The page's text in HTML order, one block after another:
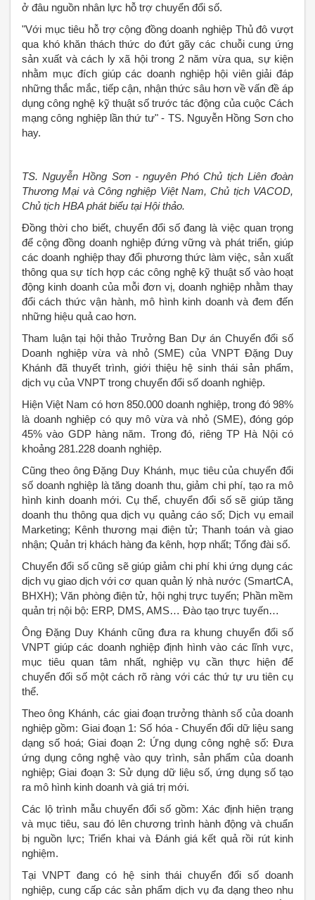
ở đâu nguồn nhân lực hỗ trợ chuyển đổi số.
"Với mục tiêu hỗ trợ cộng đồng doanh nghiệp Thủ đô vượt
qua khó khăn thách thức do đứt gãy các chuỗi cung ứng
sản xuất và cách ly xã hội trong 2 năm vừa qua, sự kiện
nhằm mục đích giúp các doanh nghiệp hội viên giải đáp
những thắc mắc, tiếp cận, nhận thức sâu hơn về vấn đề áp
dụng công nghệ kỹ thuật số trước tác động của cuộc Cách
mạng công nghiệp lần thứ tư" - TS. Nguyễn Hồng Sơn cho
hay.
TS. Nguyễn Hồng Sơn - nguyên Phó Chủ tịch Liên đoàn
Thương Mại và Công nghiệp Việt Nam, Chủ tịch VACOD,
Chủ tịch HBA phát biểu tại Hội thảo.
Đồng thời cho biết, chuyển đổi số đang là việc quan trọng
để cộng đồng doanh nghiệp đứng vững và phát triển, giúp
các doanh nghiệp thay đổi phương thức làm việc, sản xuất
thông qua sự tích hợp các công nghệ kỹ thuật số vào hoạt
động kinh doanh của mỗi đơn vị, doanh nghiệp nhằm thay
đổi cách thức vận hành, mô hình kinh doanh và đem đến
những hiệu quả cao hơn.
Tham luận tại hội thảo Trưởng Ban Dự án Chuyển đổi số
Doanh nghiệp vừa và nhỏ (SME) của VNPT Đặng Duy
Khánh đã thuyết trình, giới thiệu hệ sinh thái sản phẩm,
dịch vụ của VNPT trong chuyển đổi số doanh nghiệp.
Hiện Việt Nam có hơn 850.000 doanh nghiệp, trong đó 98%
là doanh nghiệp có quy mô vừa và nhỏ (SME), đóng góp
45% vào GDP hàng năm. Trong đó, riêng TP Hà Nội có
khoảng 281.228 doanh nghiệp.
Cũng theo ông Đặng Duy Khánh, mục tiêu của chuyển đổi
số doanh nghiệp là tăng doanh thu, giảm chi phí, tạo ra mô
hình kinh doanh mới. Cụ thể, chuyển đổi số sẽ giúp tăng
doanh thu thông qua dịch vụ quảng cáo số; Dịch vụ email
Marketing; Kênh thương mại điện tử; Thanh toán và giao
nhận; Quản trị khách hàng đa kênh, hợp nhất; Tổng đài số.
Chuyển đổi số cũng sẽ giúp giảm chi phí khi ứng dụng các
dịch vụ giao dịch với cơ quan quản lý nhà nước (SmartCA,
BHXH); Văn phòng điện tử, hội nghị trực tuyến; Phần mềm
quản trị nội bộ: ERP, DMS, AMS… Đào tạo trực tuyến…
Ông Đặng Duy Khánh cũng đưa ra khung chuyển đổi số
VNPT giúp các doanh nghiệp định hình vào các lĩnh vực,
mục tiêu quan tâm nhất, nghiệp vụ cần thực hiện để
chuyển đối số một cách rõ ràng với các thứ tự ưu tiên cụ
thể.
Theo ông Khánh, các giai đoạn trưởng thành số của doanh
nghiệp gồm: Giai đoạn 1: Số hóa - Chuyển đổi dữ liệu sang
dạng số hoá; Giai đoạn 2: Ứng dụng công nghệ số: Đưa
ứng dụng công nghệ vào quy trình, sản phẩm của doanh
nghiệp; Giai đoạn 3: Sử dụng dữ liệu số, ứng dụng số tạo
ra mô hình kinh doanh và giá trị mới.
Các lộ trình mẫu chuyển đổi số gồm: Xác định hiện trạng
và mục tiêu, sau đó lên chương trình hành động và chuẩn
bị nguồn lực; Triển khai và Đánh giá kết quả rồi rút kinh
nghiệm.
Tại VNPT đang có hệ sinh thái chuyển đổi số doanh
nghiệp, cung cấp các sản phẩm dịch vụ đa dạng theo nhu